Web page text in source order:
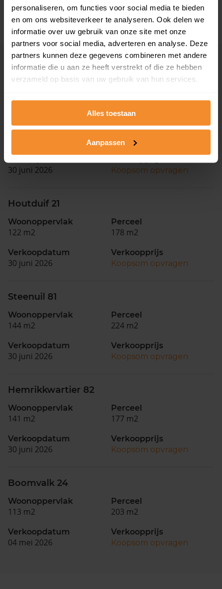
personaliseren, om functies voor social media te bieden
en om ons websiteverkeer te analyseren. Ook delen we
informatie over uw gebruik van onze site met onze
partners voor social media, adverteren en analyse. Deze
partners kunnen deze gegevens combineren met andere
informatie die u aan ze heeft verstrekt of die ze hebben
verzameld op basis van uw gebruik van hun services.
Alles toestaan
Aanpassen
Eerder verkochte woningen in de buurt
Andere koopsommen opvragen
Woonoppervlak Perceel
169 m2
30 juni 2026
Koopsom opvragen
Houtduif 21
Woonoppervlak
122 m2
Perceel
178 m2
Verkoopdatum
30 juni 2026
Verkoopprijs
Koopsom opvragen
Steenuil 81
Woonoppervlak
144 m2
Perceel
224 m2
Verkoopdatum
30 juni 2026
Verkoopprijs
Koopsom opvragen
Hemrikkwartier 82
Woonoppervlak
141 m2
Perceel
177 m2
Verkoopdatum
30 juni 2026
Verkoopprijs
Koopsom opvragen
Boomvalk 24
Woonoppervlak
113 m2
Perceel
203 m2
Verkoopdatum
04 mei 2026
Verkoopprijs
Koopsom opvragen